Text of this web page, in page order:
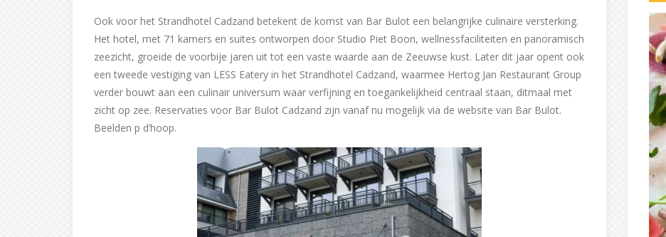
Ook voor het Strandhotel Cadzand betekent de komst van Bar Bulot een belangrijke culinaire versterking.
Het hotel, met 71 kamers en suites ontworpen door Studio Piet Boon, wellnessfaciliteiten en panoramisch
zeezicht, groeide de voorbije jaren uit tot een vaste waarde aan de Zeeuwse kust. Later dit jaar opent ook
een tweede vestiging van LESS Eatery in het Strandhotel Cadzand, waarmee Hertog Jan Restaurant Group
verder bouwt aan een culinair universum waar verfijning en toegankelijkheid centraal staan, ditmaal met
zicht op zee. Reservaties voor Bar Bulot Cadzand zijn vanaf nu mogelijk via de website van Bar Bulot.
Beelden p d’hoop.